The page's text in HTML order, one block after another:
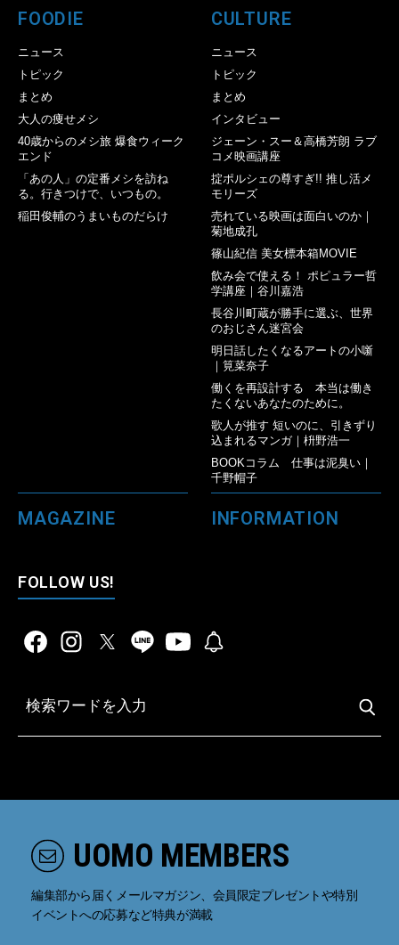
FOODIE
ニュース
トピック
まとめ
大人の痩せメシ
40歳からのメシ旅 爆食ウィーク
エンド
「あの人」の定番メシを訪ね
る。行きつけで、いつもの。
稲田俊輔のうまいものだらけ
CULTURE
ニュース
トピック
まとめ
インタビュー
ジェーン・スー＆高橋芳朗 ラブ
コメ映画講座
掟ポルシェの尊すぎ!! 推し活メ
モリーズ
売れている映画は面白いのか｜
菊地成孔
篠山紀信 美女標本箱MOVIE
飲み会で使える！ ポピュラー哲
学講座｜谷川嘉浩
長谷川町蔵が勝手に選ぶ、世界
のおじさん迷宮会
明日話したくなるアートの小噺
｜筧菜奈子
働くを再設計する 本当は働き
たくないあなたのために。
歌人が推す 短いのに、引きずり
込まれるマンガ｜枡野浩一
BOOKコラム 仕事は泥臭い｜
千野帽子
MAGAZINE INFORMATION
FOLLOW US!
UOMO MEMBERS
編集部から届くメールマガジン、会員限定プレゼントや特別
イベントへの応募など特典が満載